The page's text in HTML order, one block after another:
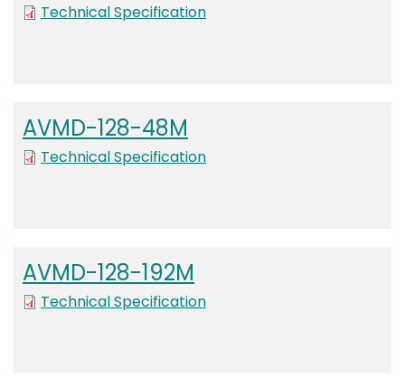
FileTechnical Specification
AVMD-128-48M
Technical Specification
AVMD-128-192M
Technical Specification